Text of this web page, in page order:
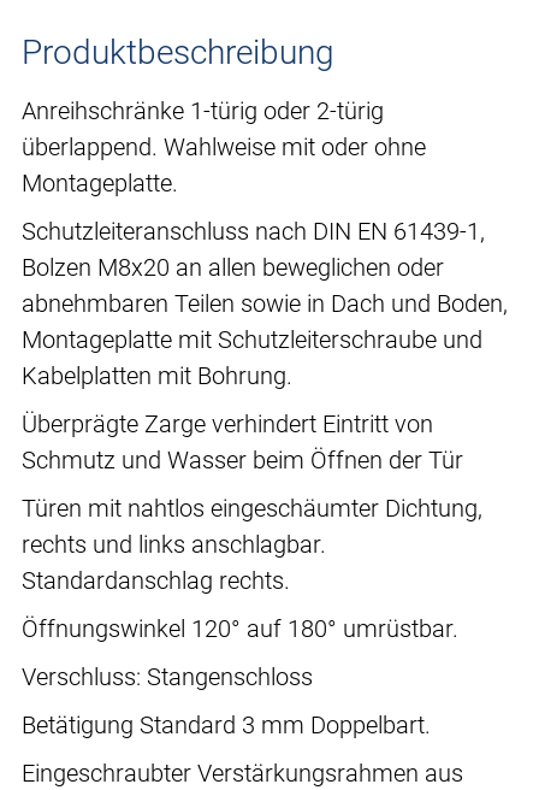
Produktbeschreibung
Anreihschränke 1-türig oder 2-türig
überlappend. Wahlweise mit oder ohne
Montageplatte.
Schutzleiteranschluss nach DIN EN 61439-1,
Bolzen M8x20 an allen beweglichen oder
abnehmbaren Teilen sowie in Dach und Boden,
Montageplatte mit Schutzleiterschraube und
Kabelplatten mit Bohrung.
Überprägte Zarge verhindert Eintritt von
Schmutz und Wasser beim Öffnen der Tür
Türen mit nahtlos eingeschäumter Dichtung,
rechts und links anschlagbar.
Standardanschlag rechts.
Öffnungswinkel 120° auf 180° umrüstbar.
Verschluss: Stangenschloss
Betätigung Standard 3 mm Doppelbart.
Eingeschraubter Verstärkungsrahmen aus